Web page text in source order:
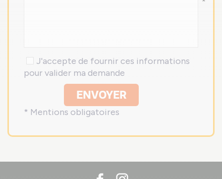
J'accepte de fournir ces informations
pour valider ma demande
ENVOYER
* Mentions obligatoires